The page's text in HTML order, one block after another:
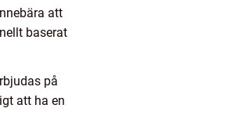
att
baserat
på
att ha en